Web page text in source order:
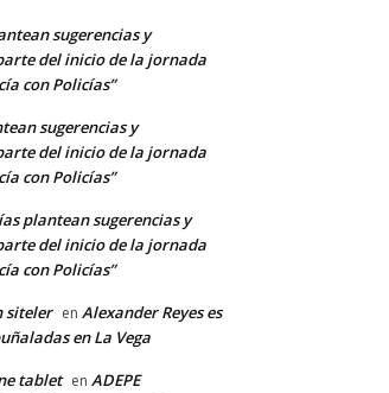
sugerencias y
del inicio de la jornada
con Policías”
sugerencias y
del inicio de la jornada
con Policías”
plantean sugerencias y
del inicio de la jornada
con Policías”
siteler en Alexander Reyes es
en La Vega
tablet en ADEPE